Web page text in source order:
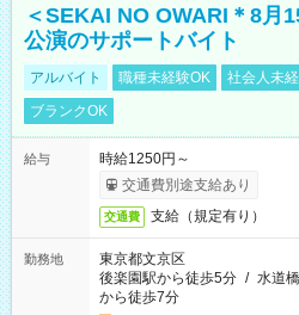
＜SEKAI NO OWARI＊8月
公演のサポートバイト
アルバイト 職種未経験OK 社会人未
ブランクOK
給与
時給1250円～
交通費別途支給あり
交通費 支給（規定有り）
勤務地
東京都文京区
後楽園駅から徒歩5分 / 水道
から徒歩7分